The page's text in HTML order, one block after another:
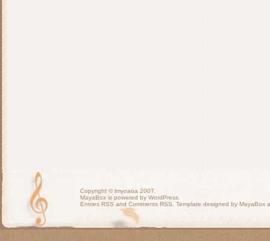
Copyright ©lmyoaoa 2007.
MayaBox is powered by WordPress.
Entries RSS and Comments RSS . Template designed by MayaBox